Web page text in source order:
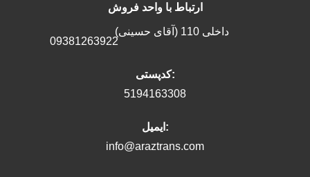
ارتباط با واحد فروش
داخلی 110 (آقای حسینی)
09381263922
کدپستی:
5194163308
ایمیل:
info@araztrans.com